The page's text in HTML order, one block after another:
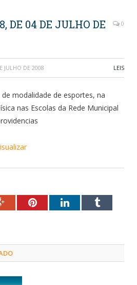
DE 04 DE JULHO DE
0
JULHO DE 2008 LEIS
modalidade de esportes, na
nas Escolas da Rede Municipal
Google+PinterestLinkedInTumblr